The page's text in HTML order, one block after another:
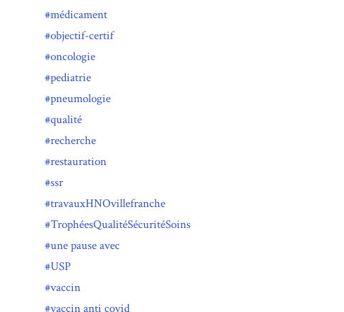
médicament
objectif-certif
oncologie
pediatrie
pneumologie
qualité
recherche
restauration
ssr
travauxHNOvillefranche
TrophéesQualitéSécuritéSoins
une pause avec
USP
vaccin
vaccin anti covid